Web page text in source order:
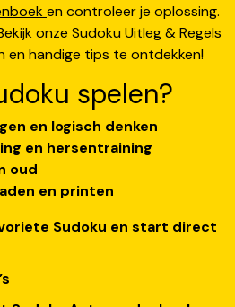
en controleer je oplossing.
onze Sudoku Uitleg & Regels
en handige tips te ontdekken!
spelen?
en logisch denken
en hersentraining
oud
en printen
Sudoku en start direct